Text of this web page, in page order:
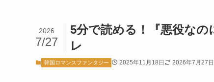
5分で読める！『悪役な
レ
2026
7/27
韓国ロマンスファンタジー 2025年11月18日 2026年7月27日